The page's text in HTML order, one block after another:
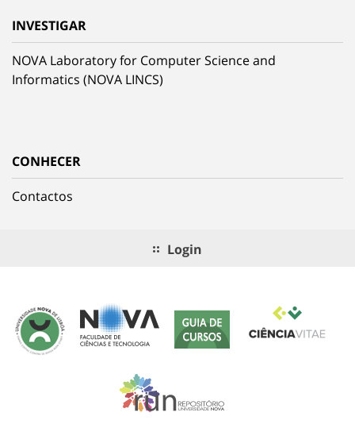
INVESTIGAR
NOVA Laboratory for Computer Science and
Informatics (NOVA LINCS)
CONHECER
Contactos
Login